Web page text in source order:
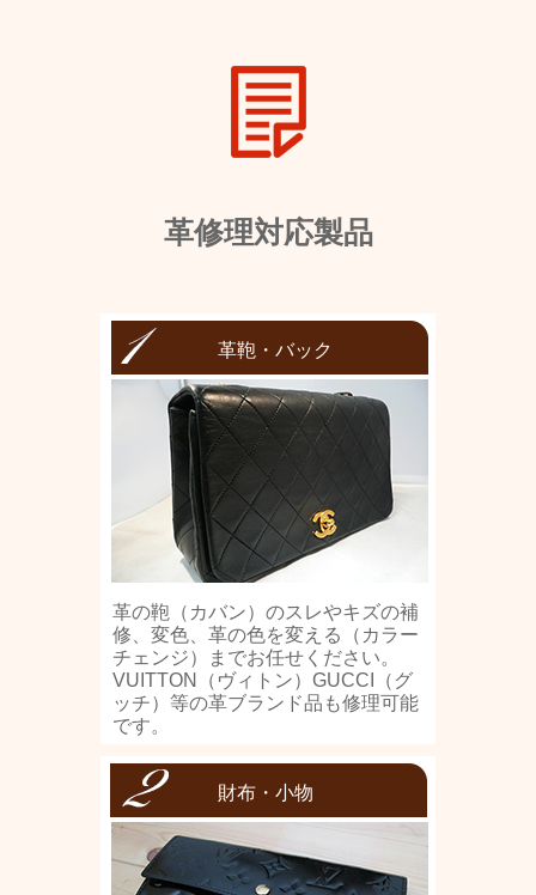
革修理対応製品
革鞄・バック
革の鞄（カバン）のスレやキズの補
修、変色、革の色を変える（カラー
チェンジ）までお任せください。
VUITTON（ヴィトン）GUCCI（グ
ッチ）等の革ブランド品も修理可能
です。
財布・小物